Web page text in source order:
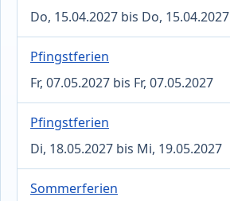
Do, 15.04.2027 bis Do, 15.04.2027
Pfingstferien
Fr, 07.05.2027 bis Fr, 07.05.2027
Pfingstferien
Di, 18.05.2027 bis Mi, 19.05.2027
Sommerferien